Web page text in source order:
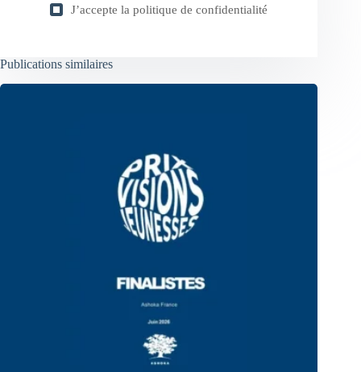
J’accepte la politique de confidentialité
Publications similaires